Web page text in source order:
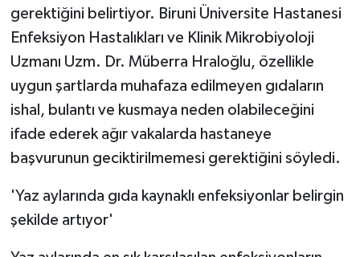
gerektiğini belirtiyor. Biruni Üniversite Hastanesi
Enfeksiyon Hastalıkları ve Klinik Mikrobiyoloji
Uzmanı Uzm. Dr. Müberra Hraloğlu, özellikle
uygun şartlarda muhafaza edilmeyen gıdaların
ishal, bulantı ve kusmaya neden olabileceğini
ifade ederek ağır vakalarda hastaneye
başvurunun geciktirilmemesi gerektiğini söyledi.
'Yaz aylarında gıda kaynaklı enfeksiyonlar belirgin
şekilde artıyor'